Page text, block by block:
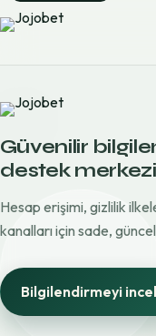
Güvenilir
destek merkezi
Hesap erişimi, gizlilik
kanalları için sade,
Bilgilendirmeyi